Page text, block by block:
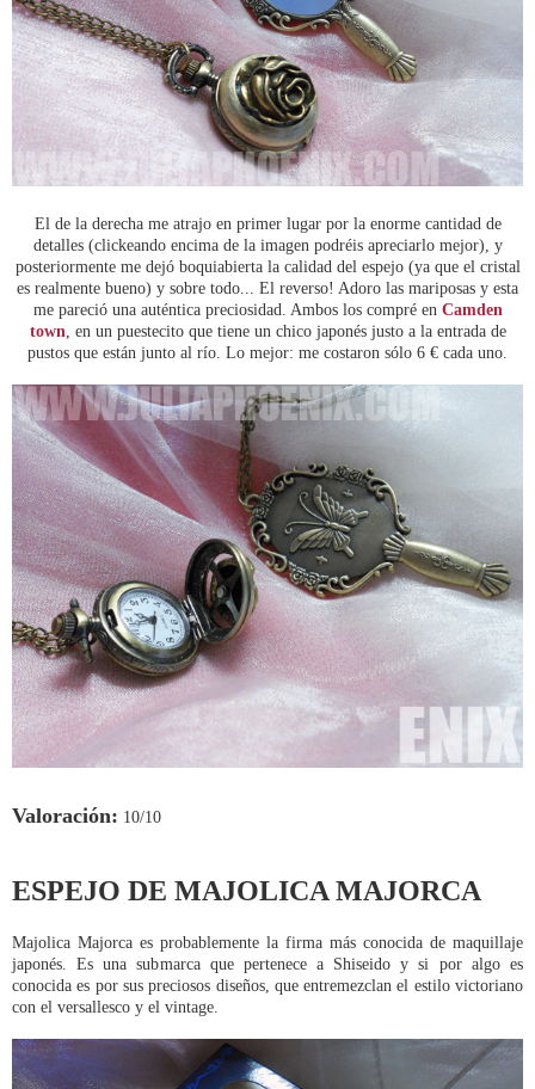
El de la derecha me atrajo en primer lugar por la enorme cantidad de
detalles (clickeando encima de la imagen podréis apreciarlo mejor), y
posteriormente me dejó boquiabierta la calidad del espejo (ya que el cristal
es realmente bueno) y sobre todo... El reverso! Adoro las mariposas y esta
me pareció una auténtica preciosidad. Ambos los compré en Camden
town, en un puestecito que tiene un chico japonés justo a la entrada de
pustos que están junto al río. Lo mejor: me costaron sólo 6 € cada uno.
Valoración: 10/10
ESPEJO DE MAJOLICA MAJORCA
Majolica Majorca es probablemente la firma más conocida de maquillaje
japonés. Es una submarca que pertenece a Shiseido y si por algo es
conocida es por sus preciosos diseños, que entremezclan el estilo victoriano
con el versallesco y el vintage.